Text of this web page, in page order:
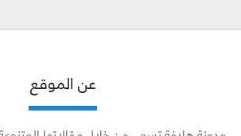
عن الموقع